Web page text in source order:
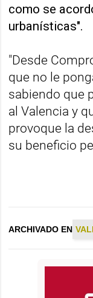
como se
urbanísticas".
"Desde
que no le
sabiendo que
al Valencia y
provoque la
su beneficio
ARCHIVADO EN